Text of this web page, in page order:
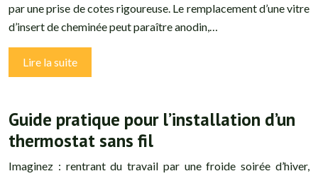
par une prise de cotes rigoureuse. Le remplacement d’une vitre
d’insert de cheminée peut paraître anodin,…
Lire la suite
Guide pratique pour l’installation d’un
thermostat sans fil
Imaginez : rentrant du travail par une froide soirée d’hiver,